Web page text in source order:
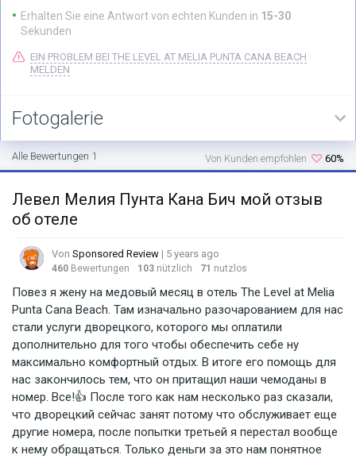
Erhalten Sie eine Antwort von echten Kunden in 15-30
Sekunden
EIN PROBLEM BEI THE LEVEL AT MELIA PUNTA CANA BEACH
MELDEN
Fotogalerie
Alle Bewertungen 1 60%
Von Kunden empfohlen
Левел Мелия Пунта Кана Бич мой отзыв
об отеле
Von Sponsored Review | 5 years ago
460 Bewertungen 103 nützlich 71 nutzlos
Повез я жену на медовый месяц в отель The Level at Melia
Punta Cana Beach. Там изначально разочарованием для нас
стали услуги дворецкого, которого мы оплатили
дополнительно для того чтобы обеспечить себе ну
максимально комфортный отдых. В итоге его помощь для
нас закончилось тем, что он притащил наши чемоданы в
номер. Все!👍 После того как нам несколько раз сказали,
что дворецкий сейчас занят потому что обслуживает еще
другие номера, после попытки третьей я перестал вообще
к нему обращаться. Только деньги за это нам понятное